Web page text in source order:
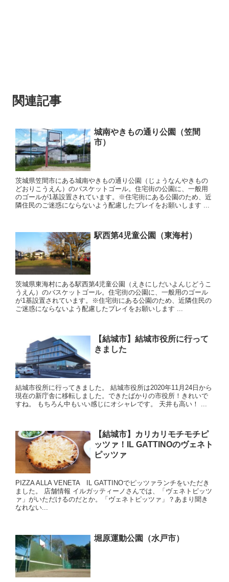
関連記事
城南やきもの通り公園（笠間
市）
茨城県笠間市にある城南やきもの通り公園（じょうなんやきもの
どおりこうえん）のバスケットゴール。住宅街の公園に、一般用
のゴールが1基設置されています。※住宅街にある公園のため、近
隣住民のご迷惑にならないよう配慮したプレイをお願いします ...
駅西第4児童公園（東海村）
茨城県東海村にある駅西第4児童公園（えきにしだいよんじどうこ
うえん）のバスケットゴール。住宅街の公園に、一般用のゴール
が1基設置されています。※住宅街にある公園のため、近隣住民の
ご迷惑にならないよう配慮したプレイをお願いします ...
【結城市】結城市役所に行って
きました
結城市役所に行ってきました。 結城市役所は2020年11月24日から
現在の新庁舎に移転しました。できたばかりの市役所！きれいで
すね。 もちろん中もいい感じにオシャレです。 天井も高い！ ...
【結城市】カリカリモチモチピ
ッツァ！IL GATTINOのヴェネト
ピッツァ
PIZZA ALLA VENETA IL GATTINOでピッツァランチをいただき
ました。 店舗情報 イルガッティーノさんでは、「ヴェネトピッツ
ァ」がいただけるのだとか。「ヴェネトピッツァ」？あまり聞き
なれない...
堀原運動公園（水戸市）